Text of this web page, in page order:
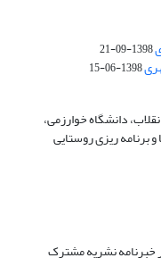
1398-09-21
1398-06-15
دانشگاه خوارزمی،
برنامه ریزی روستایی
خبرنامه نشریه مشترک